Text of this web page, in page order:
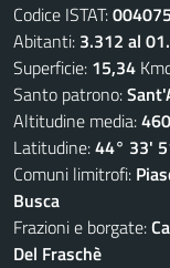
Codice ISTAT:004075
Abitanti: 3.312 al
Superficie: 15,34
Santo patrono:
Altitudine media:460
Latitudine:44° 33'
Comuni limitrofi:
Busca
Frazioni e borgate:
Del Fraschè